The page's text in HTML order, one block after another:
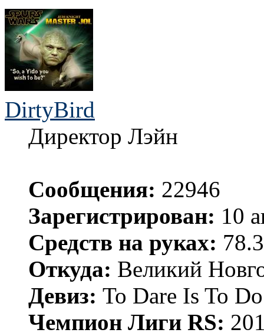
DirtyBird
Директор Лэйн
Сообщения: 22946
Зарегистрирован: 10
Средств на руках:
Откуда: Великий
Девиз: To Dare Is To Do
Чемпион Лиги RS: